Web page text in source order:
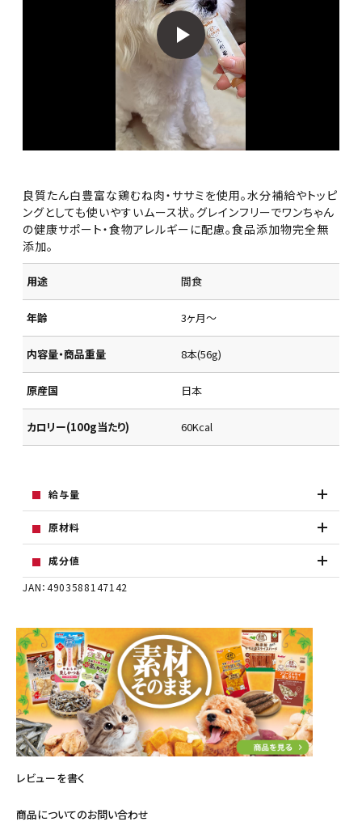
良質たん白豊富な鶏むね肉・ササミを使用。水分補給やトッピ
ングとしても使いやすいムース状。グレインフリーでワンちゃん
の健康サポート・食物アレルギーに配慮。食品添加物完全無
添加。
用途 間食
年齢 3ヶ月～
内容量・商品重量 8本(56g)
原産国 日本
カロリー(100g当たり) 60Kcal
給与量
原材料
成分値
JAN：4903588147142
レビューを書く
商品についてのお問い合わせ